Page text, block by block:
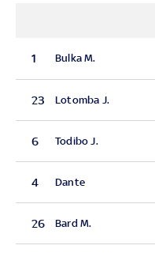
1 Bulka M.
23 Lotomba J.
6 Todibo J.
4 Dante
26 Bard M.